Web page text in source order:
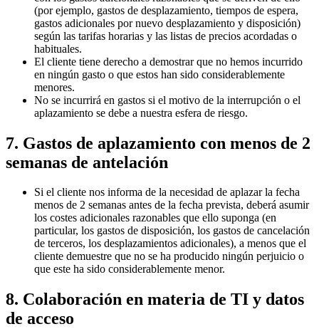
(por ejemplo, gastos de desplazamiento, tiempos de espera,
gastos adicionales por nuevo desplazamiento y disposición)
según las tarifas horarias y las listas de precios acordadas o
habituales.
El cliente tiene derecho a demostrar que no hemos incurrido
en ningún gasto o que estos han sido considerablemente
menores.
No se incurrirá en gastos si el motivo de la interrupción o el
aplazamiento se debe a nuestra esfera de riesgo.
7. Gastos de aplazamiento con menos de 2
semanas de antelación
Si el cliente nos informa de la necesidad de aplazar la fecha
menos de 2 semanas antes de la fecha prevista, deberá asumir
los costes adicionales razonables que ello suponga (en
particular, los gastos de disposición, los gastos de cancelación
de terceros, los desplazamientos adicionales), a menos que el
cliente demuestre que no se ha producido ningún perjuicio o
que este ha sido considerablemente menor.
8. Colaboración en materia de TI y datos
de acceso